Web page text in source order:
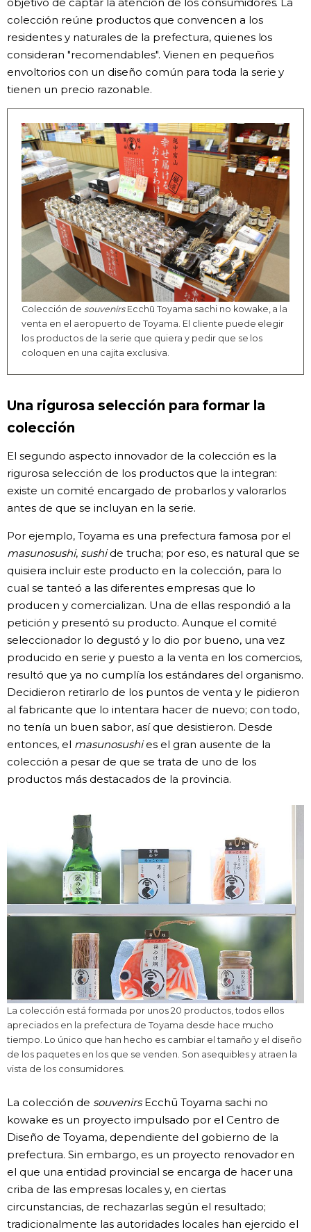
colección reúne productos que convencen a los
residentes y naturales de la prefectura, quienes los
consideran "recomendables". Vienen en pequeños
envoltorios con un diseño común para toda la serie y
tienen un precio razonable.
Colección de souvenirsEcchū Toyama sachi no kowake, a la
venta en el aeropuerto de Toyama. El cliente puede elegir
los productos de la serie que quiera y pedir que se los
coloquen en una cajita exclusiva.
Una rigurosa selección para formar la
colección
El segundo aspecto innovador de la colección es la
rigurosa selección de los productos que la integran:
existe un comité encargado de probarlos y valorarlos
antes de que se incluyan en la serie.
Por ejemplo, Toyama es una prefectura famosa por el
masunosushi, sushide trucha; por eso, es natural que se
quisiera incluir este producto en la colección, para lo
cual se tanteó a las diferentes empresas que lo
producen y comercializan. Una de ellas respondió a la
petición y presentó su producto. Aunque el comité
seleccionador lo degustó y lo dio por bueno, una vez
producido en serie y puesto a la venta en los comercios,
resultó que ya no cumplía los estándares del organismo.
Decidieron retirarlo de los puntos de venta y le pidieron
al fabricante que lo intentara hacer de nuevo; con todo,
no tenía un buen sabor, así que desistieron. Desde
entonces, el masunosushies el gran ausente de la
colección a pesar de que se trata de uno de los
productos más destacados de la provincia.
La colección está formada por unos 20 productos, todos ellos
apreciados en la prefectura de Toyama desde hace mucho
tiempo. Lo único que han hecho es cambiar el tamaño y el diseño
de los paquetes en los que se venden. Son asequibles y atraen la
vista de los consumidores.
La colección de souvenirsEcchū Toyama sachi no
kowake es un proyecto impulsado por el Centro de
Diseño de Toyama, dependiente del gobierno de la
prefectura. Sin embargo, es un proyecto renovador en
el que una entidad provincial se encarga de hacer una
criba de las empresas locales y, en ciertas
circunstancias, de rechazarlas según el resultado;
tradicionalmente las autoridades locales han ejercido el